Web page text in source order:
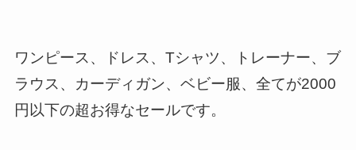
ワンピース、ドレス、Tシャツ、トレーナー、ブ
ラウス、カーディガン、ベビー服、全てが2000
円以下の超お得なセールです。